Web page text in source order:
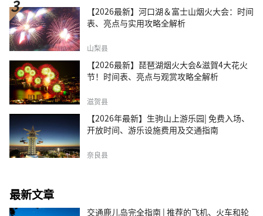
【2026最新】河口湖＆富士山烟火大会：时间
表、亮点与实用攻略全解析
山梨县
【2026最新】琵琶湖烟火大会&滋賀4大花火
节！时间表、亮点与观赏攻略全解析
滋贺县
【2026年最新】生驹山上游乐园| 免费入场、
开放时间、游乐设施费用及交通指南
奈良县
最新文章
交通鹿儿岛完全指南 | 推荐的飞机、火车和轮